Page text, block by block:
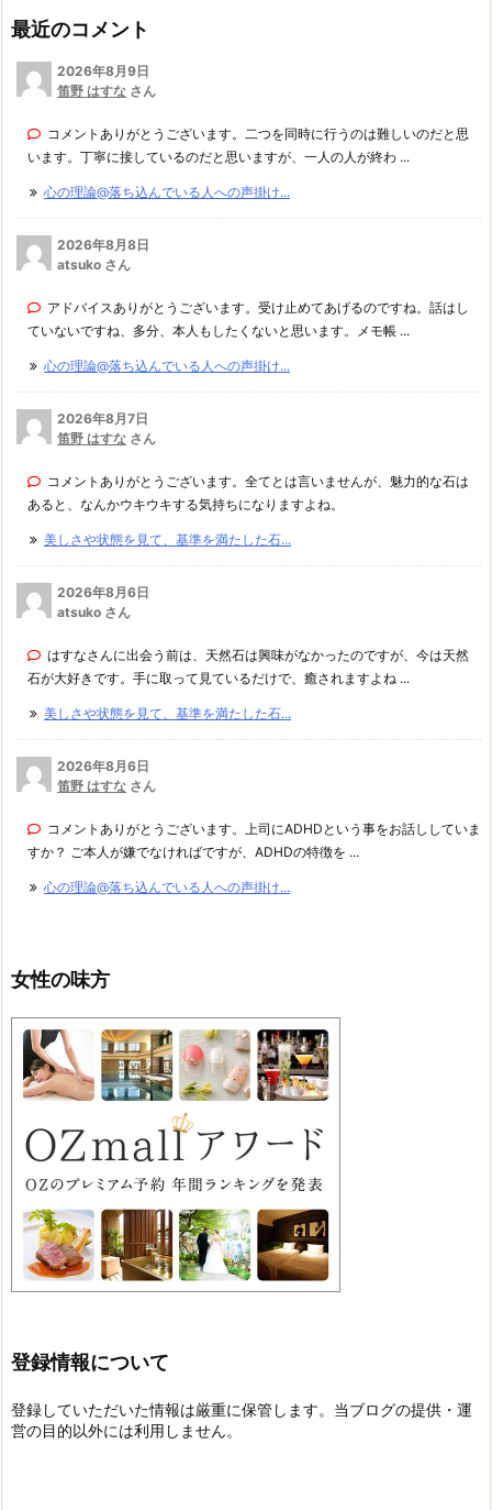
最近のコメント
2026年8月9日
笛野 はすな さん
コメントありがとうございます。二つを同時に行うのは難しいのだと思
います。丁寧に接しているのだと思いますが、一人の人が終わ ...
心の理論@落ち込んでいる人への声掛け...
2026年8月8日
atsuko さん
アドバイスありがとうございます。受け止めてあげるのですね。話はし
ていないですね、多分、本人もしたくないと思います。メモ帳 ...
心の理論@落ち込んでいる人への声掛け...
2026年8月7日
笛野 はすな さん
コメントありがとうございます。全てとは言いませんが、魅力的な石は
あると、なんかウキウキする気持ちになりますよね。
美しさや状態を見て、基準を満たした石...
2026年8月6日
atsuko さん
はすなさんに出会う前は、天然石は興味がなかったのですが、今は天然
石が大好きです。手に取って見ているだけで、癒されますよね ...
美しさや状態を見て、基準を満たした石...
2026年8月6日
笛野 はすな さん
コメントありがとうございます。上司にADHDという事をお話ししていま
すか？ ご本人が嫌でなければですが、ADHDの特徴を ...
心の理論@落ち込んでいる人への声掛け...
女性の味方
登録情報について
登録していただいた情報は厳重に保管します。当ブログの提供・運
営の目的以外には利用しません。